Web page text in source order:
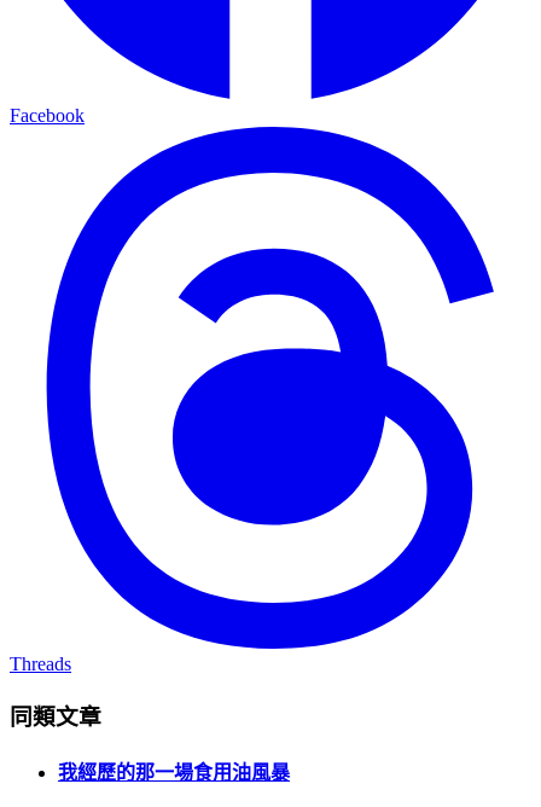
Facebook
Threads
同類文章
我經歷的那一場食用油風暴